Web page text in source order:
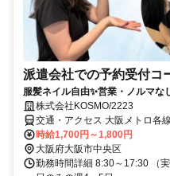
派遣会社での予約受付コ
服髪ネイル自由✨営業・ノルマな
株式会社KOSMO/2223
交通・アクセス 大阪メトロ各
時給1,700円～1,800円
大阪府大阪市中央区
勤務時間詳細 8:30～17:30 （